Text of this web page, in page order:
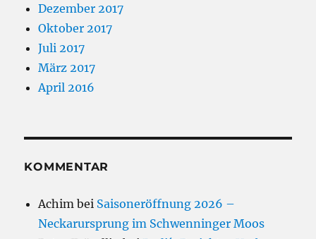
Dezember 2017
Oktober 2017
Juli 2017
März 2017
April 2016
KOMMENTAR
Achim bei Saisoneröffnung 2026 –
Neckarursprung im Schwenninger Moos